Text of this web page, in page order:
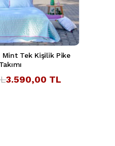
Mint Tek Kişilik Pike
Takımı
3.590,00 TL